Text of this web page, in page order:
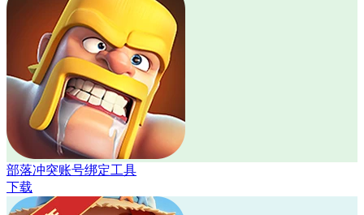
部落冲突账号绑定工具
下载